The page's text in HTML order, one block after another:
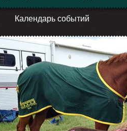
Календарь событий